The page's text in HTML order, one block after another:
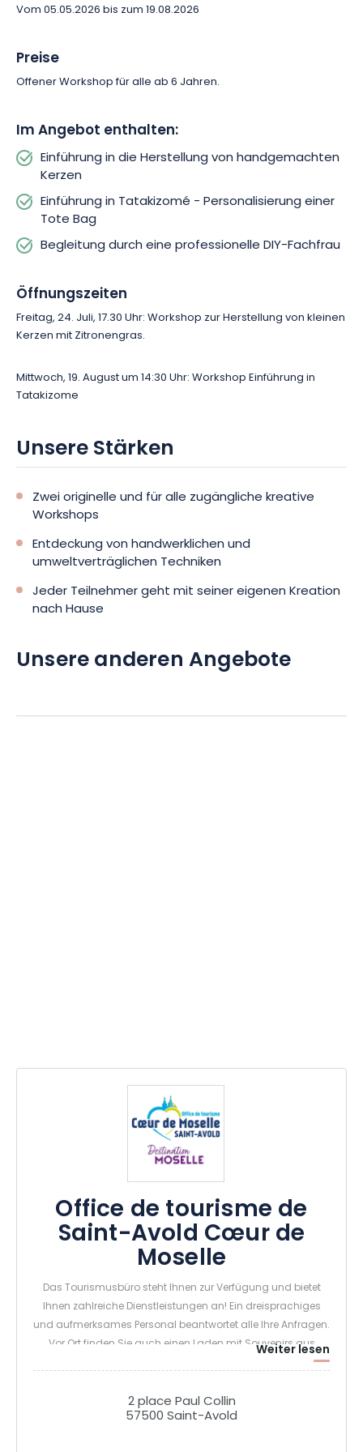
nur neugierig auf neue handwerkliche Techniken, diese
Platz und genießen Sie eine kreative Auszeit in Saint-Avold.
Vom 05.05.2026 bis zum 19.08.2026
Preise
Offener Workshop für alle ab 6 Jahren.
Im Angebot enthalten:
Einführung in die Herstellung von handgemachten
Kerzen
Einführung in Tatakizomé - Personalisierung einer
Tote Bag
Begleitung durch eine professionelle DIY-Fachfrau
Öffnungszeiten
Freitag, 24. Juli, 17.30 Uhr: Workshop zur Herstellung von kleinen
Kerzen mit Zitronengras.
Mittwoch, 19. August um 14:30 Uhr: Workshop Einführung in
Tatakizome
Unsere Stärken
Zwei originelle und für alle zugängliche kreative
Workshops
Entdeckung von handwerklichen und
umweltverträglichen Techniken
Jeder Teilnehmer geht mit seiner eigenen Kreation
nach Hause
Unsere anderen Angebote
Office de tourisme de
Saint-Avold Cœur de
Moselle
Das Tourismusbüro steht Ihnen zur Verfügung und bietet
Ihnen zahlreiche Dienstleistungen an! Ein dreisprachiges
und aufmerksames Personal beantwortet alle Ihre Anfragen.
Vor Ort finden Sie auch einen Laden mit Souvenirs aus
Saint-Avold und Lothringen. Eine lokale, departementale,
Unterkunftslisten, Touristenkarten, Vergnügungsparks,
Veranstaltungen, Kultur-, Sport- und Freizeitaktivitäten für
Weiter lesen
2 place Paul Collin
57500 Saint-Avold